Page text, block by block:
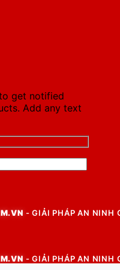
get notified
Add any text
- GIẢI PHÁP AN NINH
- GIẢI PHÁP AN NINH